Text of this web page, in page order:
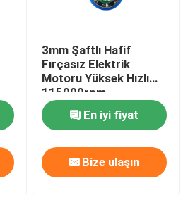
3mm Şaftlı Hafif
Fırçasız Elektrik
Motoru Yüksek Hızlı
115000rpm
En iyi fiyat
Bize ulaşın